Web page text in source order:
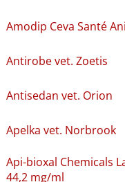
Amodip Ceva Santé
Antirobe vet. Zoetis
Antisedan vet. Orion
Apelka vet. Norbrook
Api-bioxal Chemicals
44,2 mg/ml